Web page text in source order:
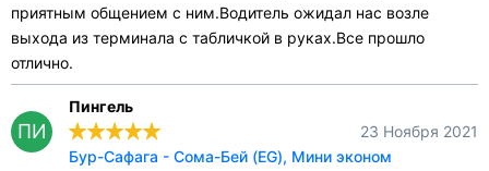
приятным общением с ним.Водитель ожидал нас возле
выхода из терминала с табличкой в руках.Все прошло
отлично.
ПИ
Пингель
23 Ноября 2021
Бур-Сафага - Сома-Бей (EG), Мини эконом